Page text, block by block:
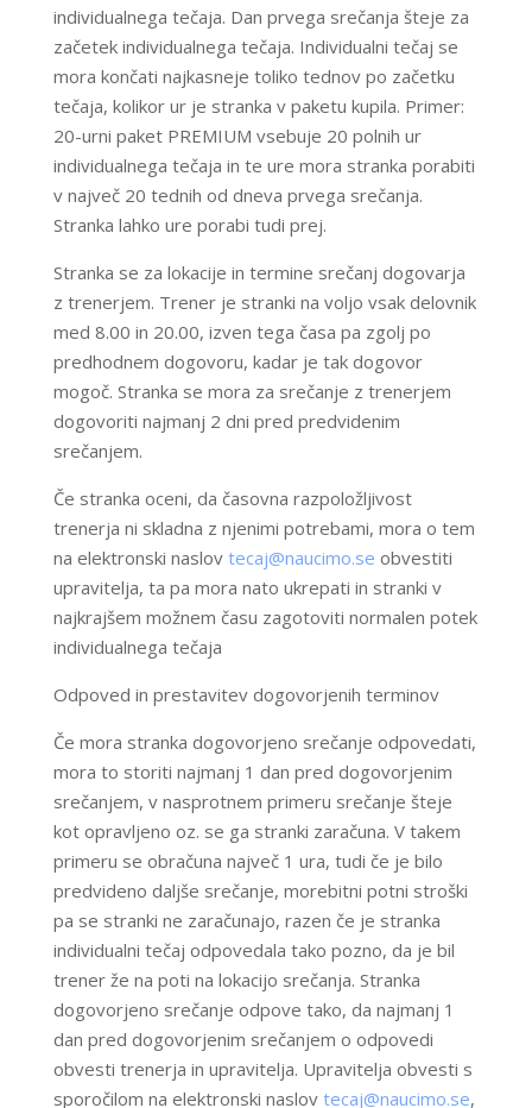
individualnega tečaja. Dan prvega srečanja šteje za
začetek individualnega tečaja. Individualni tečaj se
mora končati najkasneje toliko tednov po začetku
tečaja, kolikor ur je stranka v paketu kupila. Primer:
20-urni paket PREMIUM vsebuje 20 polnih ur
individualnega tečaja in te ure mora stranka porabiti
v največ 20 tednih od dneva prvega srečanja.
Stranka lahko ure porabi tudi prej.
Stranka se za lokacije in termine srečanj dogovarja
z trenerjem. Trener je stranki na voljo vsak delovnik
med 8.00 in 20.00, izven tega časa pa zgolj po
predhodnem dogovoru, kadar je tak dogovor
mogoč. Stranka se mora za srečanje z trenerjem
dogovoriti najmanj 2 dni pred predvidenim
srečanjem.
Če stranka oceni, da časovna razpoložljivost
trenerja ni skladna z njenimi potrebami, mora o tem
na elektronski naslov tecaj@naucimo.se obvestiti
upravitelja, ta pa mora nato ukrepati in stranki v
najkrajšem možnem času zagotoviti normalen potek
individualnega tečaja
Odpoved in prestavitev dogovorjenih terminov
Če mora stranka dogovorjeno srečanje odpovedati,
mora to storiti najmanj 1 dan pred dogovorjenim
srečanjem, v nasprotnem primeru srečanje šteje
kot opravljeno oz. se ga stranki zaračuna. V takem
primeru se obračuna največ 1 ura, tudi če je bilo
predvideno daljše srečanje, morebitni potni stroški
pa se stranki ne zaračunajo, razen če je stranka
individualni tečaj odpovedala tako pozno, da je bil
trener že na poti na lokacijo srečanja. Stranka
dogovorjeno srečanje odpove tako, da najmanj 1
dan pred dogovorjenim srečanjem o odpovedi
obvesti trenerja in upravitelja. Upravitelja obvesti s
sporočilom na elektronski naslov tecaj@naucimo.se,